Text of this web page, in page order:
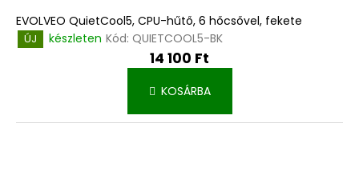
EVOLVEO QuietCool5, CPU-hűtő, 6 hőcsővel, fekete
ÚJ készleten Kód: QUIETCOOL5-BK
14 100 Ft
KOSÁRBA